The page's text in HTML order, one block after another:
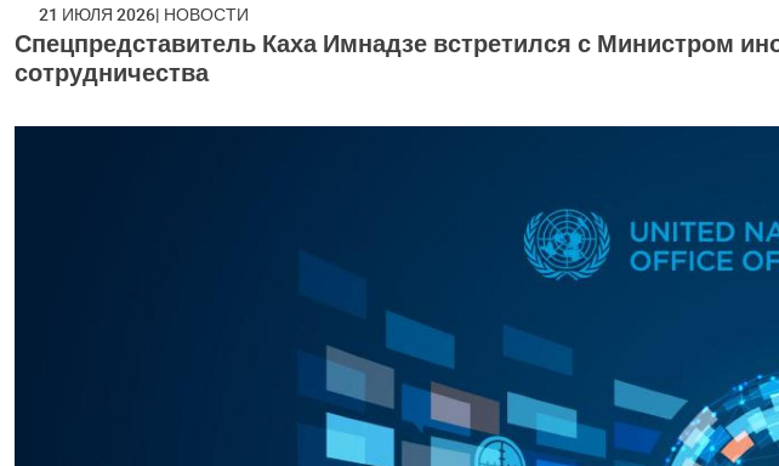
21 ИЮЛЯ 2026 НОВОСТИ
Спецпредставитель Каха Имнадзе встретился с Министром
сотрудничества